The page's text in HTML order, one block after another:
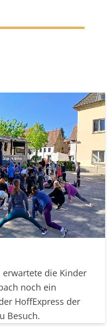
erwartete die Kinder
noch ein
HoffExpress der
Besuch.